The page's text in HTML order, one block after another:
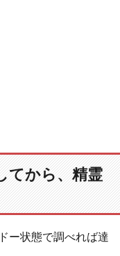
てから、精霊
ー状態で調べれば達